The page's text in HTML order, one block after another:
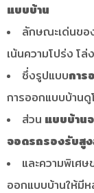
แบบบ้าน
ลักษณะเด่นขอ
เน้นความโปร่ง โ
ซึ่งรูปแบบการ
การออกแบบบ้านดู
ส่วน แบบบ้าน
จอดรถรองรับสูง
และความพิเศ
ออกแบบบ้านให้มี